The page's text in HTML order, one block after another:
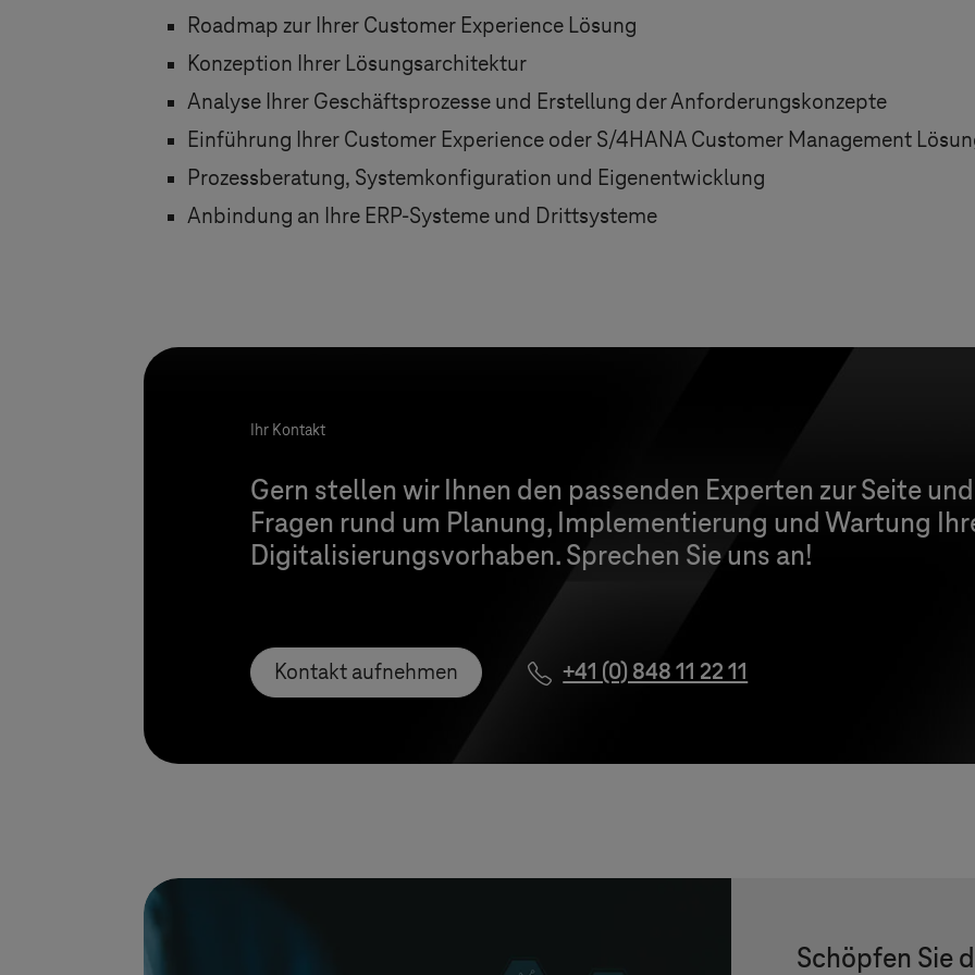
Roadmap zur Ihrer Customer Experience Lösung
Konzeption Ihrer Lösungsarchitektur
Analyse Ihrer Geschäftsprozesse und Erstellung der Anforderungskonzepte
Einführung Ihrer Customer Experience oder S/4HANA Customer Management
Prozessberatung, Systemkonfiguration und Eigenentwicklung
Anbindung an Ihre ERP-Systeme und Drittsysteme
Ihr Kontakt
Gern stellen wir Ihnen den passenden Experten zur Seite
Fragen rund um Planung, Implementierung und Wartung
Digitalisierungsvorhaben. Sprechen Sie uns an!
Kontakt aufnehmen +41 (0) 848 11 22 11
Schöpfen Sie